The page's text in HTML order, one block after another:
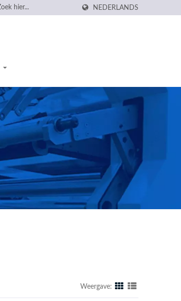
NEDERLANDS
Weergave: